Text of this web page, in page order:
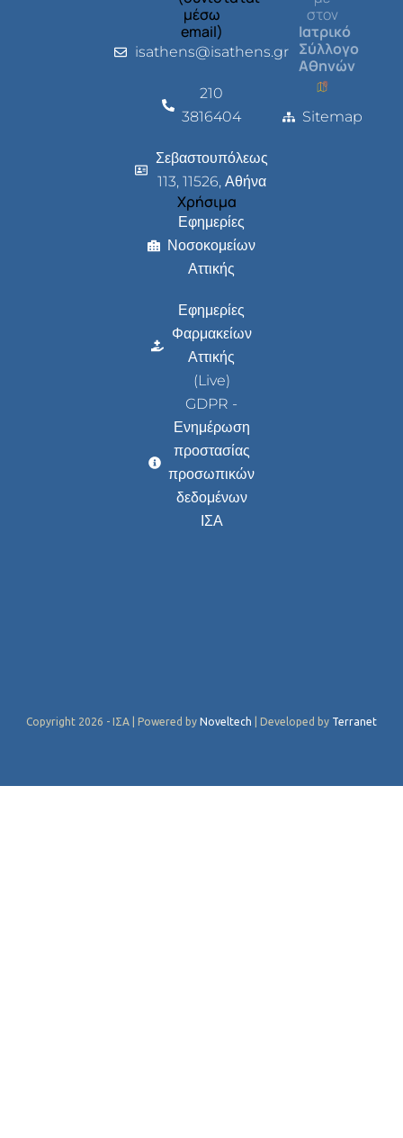
μέσω
email)
isathens@isathens.gr
210
3816404
Σεβαστουπόλεως
113, 11526, Αθήνα
Χρήσιμα
Εφημερίες
Νοσοκομείων
Αττικής
Εφημερίες
Φαρμακείων
Αττικής
(Live)
GDPR -
Ενημέρωση
προστασίας
προσωπικών
δεδομένων
ΙΣΑ
στον
Ιατρικό
Σύλλογο
Αθηνών
Sitemap
Copyright 2026 - ΙΣΑ | Powered by Noveltech | Developed by Terranet